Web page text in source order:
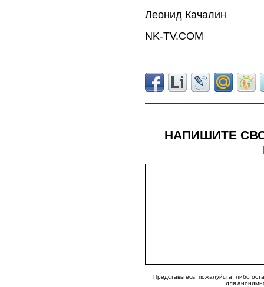
Леонид Качалин
NK-TV.COM
НАПИШИТЕ
Представьтесь, пожалуйста, либо
для